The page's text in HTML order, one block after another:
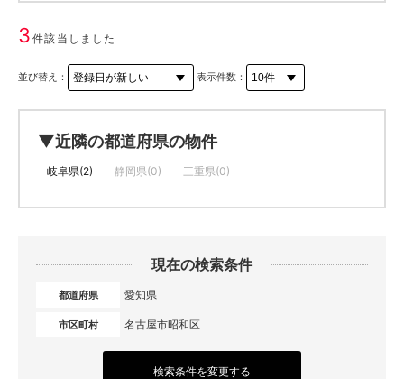
3件該当しました
並び替え： 表示件数：
▼近隣の都道府県の物件
岐阜県(2) 静岡県(0) 三重県(0)
現在の検索条件
都道府県 愛知県
市区町村 名古屋市昭和区
検索条件を変更する